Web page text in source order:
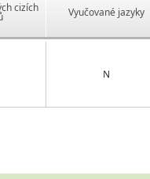
cizích Vyučované jazyky
N